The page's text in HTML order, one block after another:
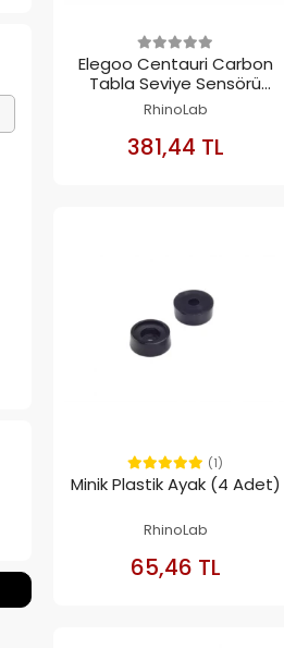
Elegoo Centauri Carbon
Tabla Seviye Sensörü
(Strain Gauge)
RhinoLab
381,44 TLSEPETE
EKLE
(1)
Minik Plastik Ayak (4 Adet)
RhinoLab
65,46 TLSEPETE
EKLE